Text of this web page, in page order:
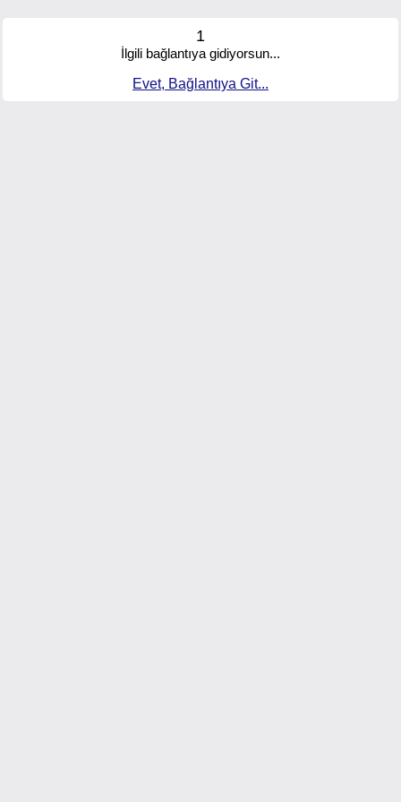
1
İlgili bağlantıya gidiyorsun...
Evet, Bağlantıya Git...